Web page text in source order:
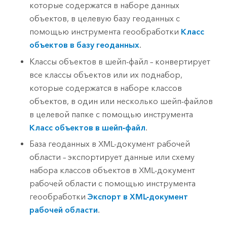
которые содержатся в наборе данных
объектов, в целевую базу геоданных с
помощью инструмента геообработки Класс
объектов в базу геоданных.
Классы объектов в шейп-файл – конвертирует
все классы объектов или их поднабор,
которые содержатся в наборе классов
объектов, в один или несколько шейп-файлов
в целевой папке с помощью инструмента
Класс объектов в шейп-файл.
База геоданных в XML-документ рабочей
области – экспортирует данные или схему
набора классов объектов в XML-документ
рабочей области с помощью инструмента
геообработкиЭкспорт в XML-документ
рабочей области.